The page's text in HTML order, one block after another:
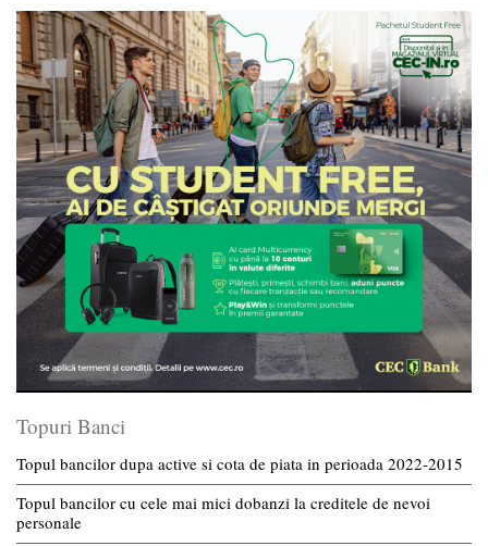
Topuri Banci
Topul bancilor dupa active si cota de piata in perioada 2022-2015
Topul bancilor cu cele mai mici dobanzi la creditele de nevoi
personale